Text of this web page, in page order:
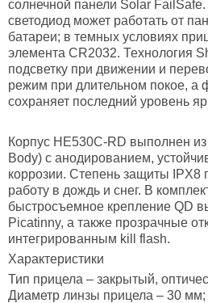
солнечной панели Solar
светодиод может работать от
батареи; в темных условиях
элемента CR2032. Технология
подсветку при движении и
режим при длительном покое, а
сохраняет последний уровень
Корпус HE530C-RD выполнен
Body) с анодированием,
коррозии. Степень защиты IPX8
работу в дождь и снег. В
быстросъемное крепление QD
Picatinny, а также прозрачные
интегрированным kill flash.
Характеристики
Тип прицела – закрытый,
Диаметр линзы прицела – 30 мм;